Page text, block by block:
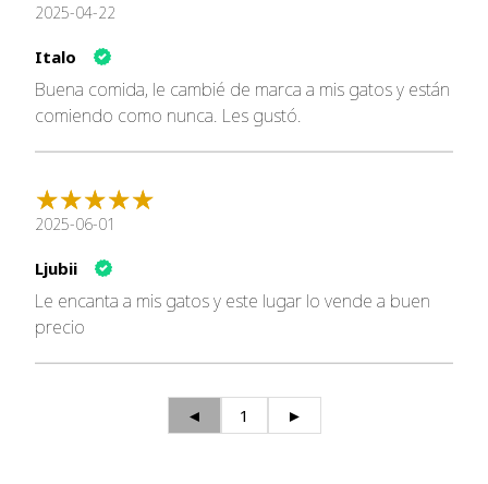
2025-04-22
Italo
Buena comida, le cambié de marca a mis gatos y están
comiendo como nunca. Les gustó.
2025-06-01
Ljubii
Le encanta a mis gatos y este lugar lo vende a buen
precio
◄ 1 ►